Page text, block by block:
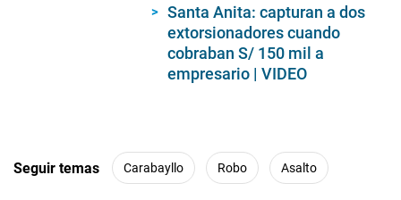
Santa Anita: capturan a dos
extorsionadores cuando
cobraban S/ 150 mil a
empresario | VIDEO
Seguir temas Carabayllo Robo Asalto